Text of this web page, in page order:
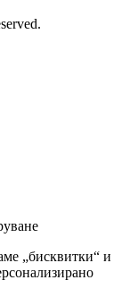
„бисквитки“ и